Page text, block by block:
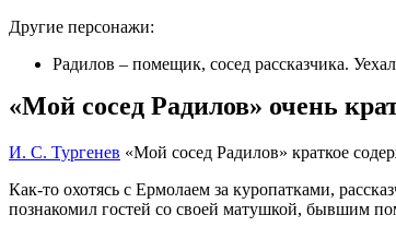
Другие персонажи:
Радилов – помещик, сосед рассказчика.
«Мой сосед Радилов» очень
И. С. Тургенев «Мой сосед Радилов» краткое
Как-то охотясь с Ермолаем за куропатками,
познакомил гостей со своей матушкой, бывшим